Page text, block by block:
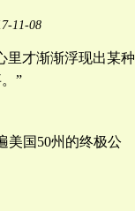
11-08
里才渐渐浮现出某种
”
美国50州的终极公